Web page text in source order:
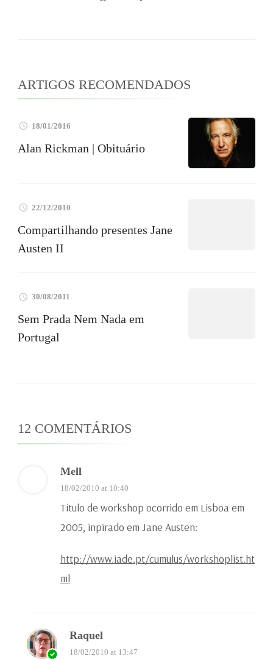
ARTIGOS RECOMENDADOS
18/01/2016
Alan Rickman | Obituário
22/12/2010
Compartilhando presentes Jane
Austen II
30/08/2011
Sem Prada Nem Nada em
Portugal
12 COMENTÁRIOS
Mell
18/02/2010 at 10:40
Título de workshop ocorrido em Lisboa em
2005, inpirado em Jane Austen:
http://www.iade.pt/cumulus/workshoplist.ht
ml
Raquel
18/02/2010 at 13:47